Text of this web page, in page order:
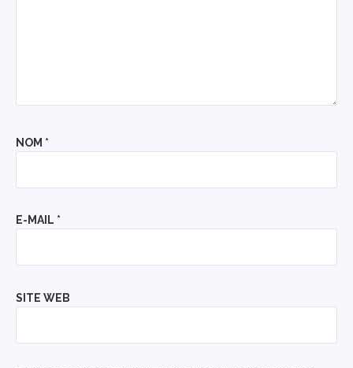
NOM *
E-MAIL *
SITE WEB